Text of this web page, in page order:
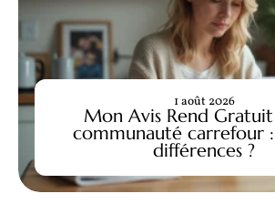
Mon Avis Rend Gratuit
communauté carrefour
différences ?
1 août 2026